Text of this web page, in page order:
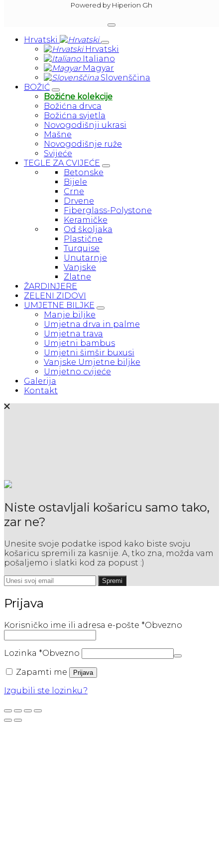
Powered by Hiperion Gh
Hrvatski
Hrvatski
Italiano
Magyar
Slovenščina
BOŽIĆ
Božićne kolekcije
Božićna drvca
Božićna svjetla
Novogodišnji ukrasi
Mašne
Novogodišnje ruže
Svijeće
TEGLE ZA CVIJEĆE
Betonske
Bijele
Crne
Drvene
Fiberglass-Polystone
Keramičke
Od školjaka
Plastične
Turquise
Unutarnje
Vanjske
Zlatne
ŽARDINJERE
ZELENI ZIDOVI
UMJETNE BILJKE
Manje biljke
Umjetna drva in palme
Umjetna trava
Umjetni bambus
Umjetni šimšir buxusi
Vanjske Umjetne biljke
Umjetno cvijeće
Galerija
Kontakt
Niste ostavljali košaricu samo tako,
zar ne?
Unesite svoje podatke ispod kako biste svoju
košaricu spremili za kasnije. A, tko zna, možda vam
pošaljemo i slatki kod za popust :)
Spremi
Prijava
Korisničko ime ili adresa e-pošte *Obvezno
Lozinka *Obvezno
Zapamti me
Prijava
Izgubili ste lozinku?